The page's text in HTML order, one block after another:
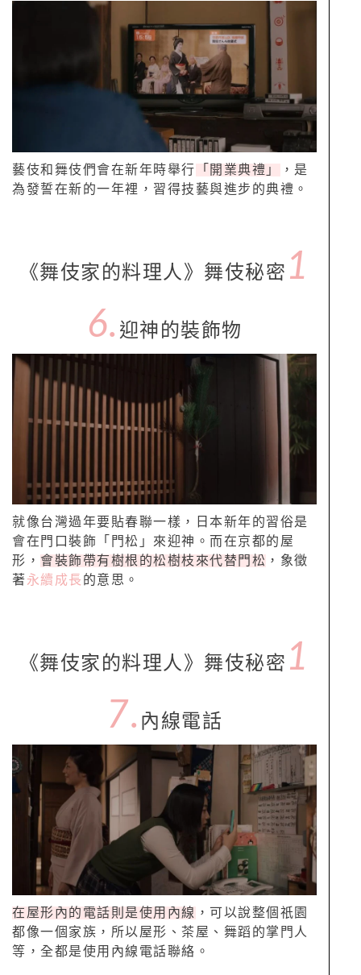
藝伎和舞伎們會在新年時舉行 「開業典禮」
，是
為發誓在新的一年裡，習得技藝與進步的典禮。
《舞伎家的料理人》舞伎秘密 1
6. 迎神的裝飾物
就像台灣過年要貼春聯一樣，日本新年的習俗是
會在門口裝飾「門松」來迎神。而在京都的屋
形， 會裝飾帶有樹根的松樹枝來代替門松 ，象徵
著 永續成長 的意思。
《舞伎家的料理人》舞伎秘密 1
7. 內線電話
在屋形內的電話則是使用內線 ，可以說整個祇園
都像一個家族，所以屋形、茶屋、舞蹈的掌門人
等，全都是使用內線電話聯絡。